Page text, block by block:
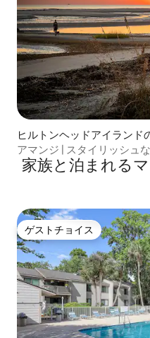
ヒルトンヘッドアイランド
ート
アマンジ | スタイリッシュな海辺の宝石
ジム
家族と泊まれる
ゲストチョイス
ゲストチョイス